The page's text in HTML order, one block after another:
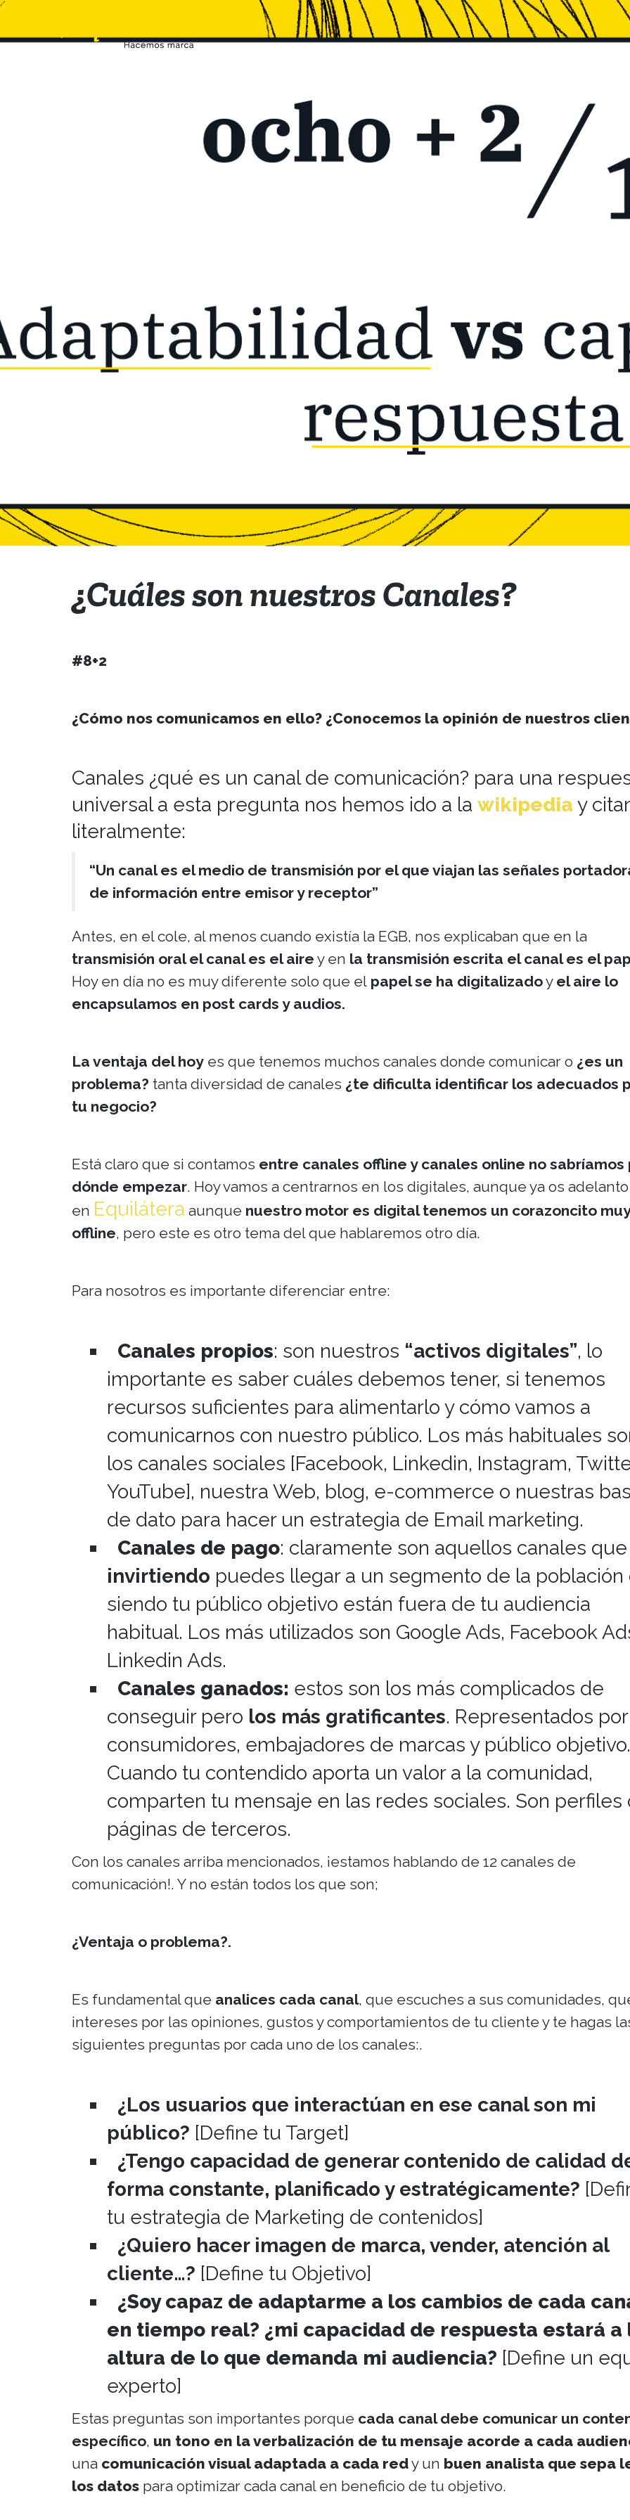
¿Cuáles son nuestros Canales?
#8+2
¿Cómo nos comunicamos en ello? ¿Conocemos la opinión de nuestros
Canales ¿qué es un canal de comunicación? para una
universal a esta pregunta nos hemos ido a la wikipedia y
literalmente:
“Un canal es el medio de transmisión por el que viajan las señales
de información entre emisor y receptor”
Antes, en el cole, al menos cuando existía la EGB, nos explicaban que en la
transmisión oral el canal es el aire y en la transmisión escrita el canal es el
Hoy en día no es muy diferente solo que el papel se ha digitalizadoy el aire lo
encapsulamos en post cards y audios.
La ventaja del hoy es que tenemos muchos canales donde comunicar o ¿es un
problema? tanta diversidad de canales ¿te dificulta identificar los adecuados
tu negocio?
Está claro que si contamos entre canales offline y canales online no sabríamos
dónde empezar. Hoy vamos a centrarnos en los digitales, aunque ya os
en Equilátera aunque nuestro motor es digital tenemos un corazoncito muy
offline, pero este es otro tema del que hablaremos otro día.
Para nosotros es importante diferenciar entre:
Canales propios: son nuestros “activos digitales”, lo
importante es saber cuáles debemos tener, si tenemos
recursos suficientes para alimentarlo y cómo vamos a
comunicarnos con nuestro público. Los más habituales
los canales sociales [Facebook, Linkedin, Instagram,
YouTube], nuestra Web, blog, e-commerce o nuestras
de dato para hacer un estrategia de Email marketing.
Canales de pago: claramente son aquellos canales que
invirtiendo puedes llegar a un segmento de la población
siendo tu público objetivo están fuera de tu audiencia
habitual. Los más utilizados son Google Ads, Facebook
Linkedin Ads.
Canales ganados: estos son los más complicados de
conseguir pero los más gratificantes. Representados por
consumidores, embajadores de marcas y público objetivo.
Cuando tu contendido aporta un valor a la comunidad,
comparten tu mensaje en las redes sociales. Son perfiles
páginas de terceros.
Con los canales arriba mencionados, ¡estamos hablando de 12 canales de
comunicación!. Y no están todos los que son;
¿Ventaja o problema?.
Es fundamental que analices cada canal, que escuches a sus comunidades,
intereses por las opiniones, gustos y comportamientos de tu cliente y te hagas
siguientes preguntas por cada uno de los canales:.
¿Los usuarios que interactúan en ese canal son mi
público? [Define tu Target]
¿Tengo capacidad de generar contenido de calidad
forma constante, planificado y estratégicamente?
tu estrategia de Marketing de contenidos]
¿Quiero hacer imagen de marca, vender, atención al
cliente…? [Define tu Objetivo]
¿Soy capaz de adaptarme a los cambios de cada
en tiempo real? ¿mi capacidad de respuesta estará a
altura de lo que demanda mi audiencia? [Define un
experto]
Estas preguntas son importantes porque cada canal debe comunicar un
específico, un tono en la verbalización de tu mensaje acorde a cada
una comunicación visual adaptada a cada redy un buen analista que sepa
los datos para optimizar cada canal en beneficio de tu objetivo.